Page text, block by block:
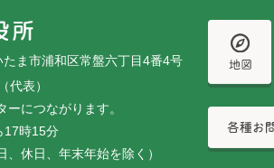
ま市浦和区常盤六丁目4番4号
（代表）
につながります。
17時15分
、休日、年末年始を除く）